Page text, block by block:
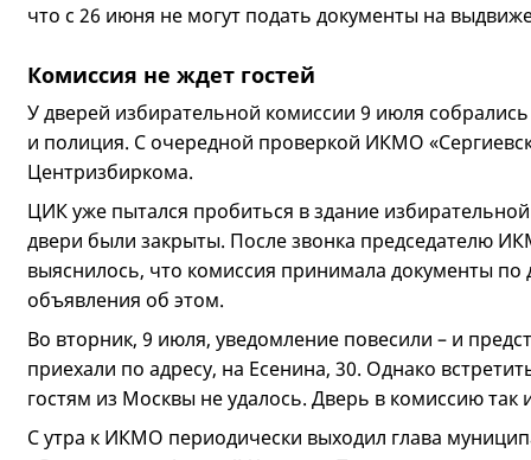
что с 26 июня не могут подать документы на
Комиссия не ждет гостей
У дверей избирательной комиссии 9 июля
и полиция. С очередной проверкой ИКМО
Центризбиркома.
ЦИК уже пытался пробиться в здание
двери были закрыты. После звонка председателю
выяснилось, что комиссия принимала документы по
объявления об этом.
Во вторник, 9 июля, уведомление повесили – и
приехали по адресу, на Есенина, 30. Однако
гостям из Москвы не удалось. Дверь в комиссию так
С утра к ИКМО периодически выходил глава